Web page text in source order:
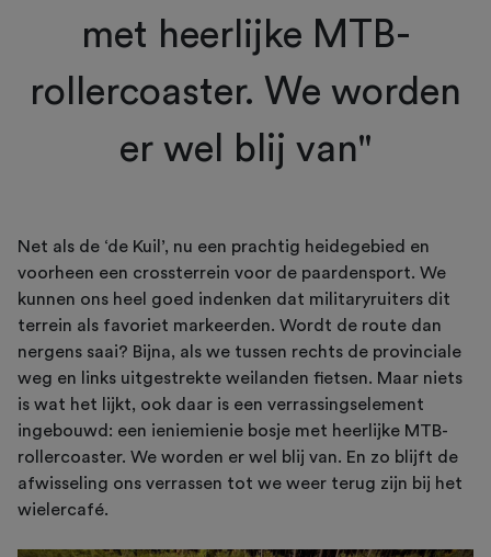
met heerlijke MTB-
rollercoaster. We worden
er wel blij van"
Net als de ‘de Kuil’, nu een prachtig heidegebied en
voorheen een crossterrein voor de paardensport. We
kunnen ons heel goed indenken dat militaryruiters dit
terrein als favoriet markeerden. Wordt de route dan
nergens saai? Bijna, als we tussen rechts de provinciale
weg en links uitgestrekte weilanden fietsen. Maar niets
is wat het lijkt, ook daar is een verrassingselement
ingebouwd: een ieniemienie bosje met heerlijke MTB-
rollercoaster. We worden er wel blij van. En zo blijft de
afwisseling ons verrassen tot we weer terug zijn bij het
wielercafé.